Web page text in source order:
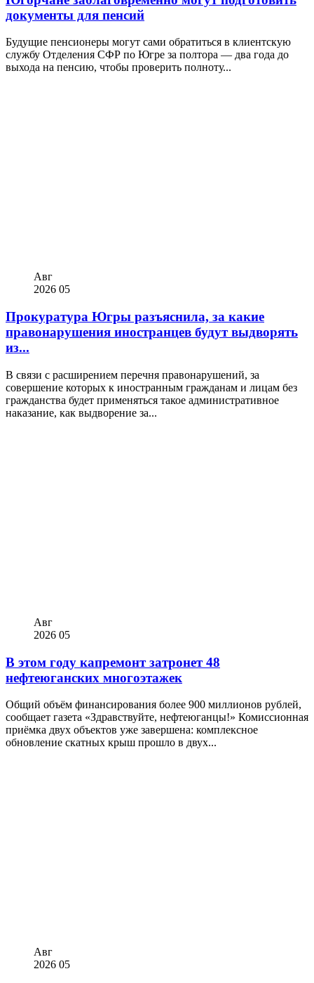
документы для пенсий
Будущие пенсионеры могут сами обратиться в клиентскую
службу Отделения СФР по Югре за полтора — два года до
выхода на пенсию, чтобы проверить полноту...
Авг
2026 05
Прокуратура Югры разъяснила, за какие
правонарушения иностранцев будут выдворять
из...
В связи с расширением перечня правонарушений, за
совершение которых к иностранным гражданам и лицам без
гражданства будет применяться такое административное
наказание, как выдворение за...
Авг
2026 05
В этом году капремонт затронет 48
нефтеюганских многоэтажек
Общий объём финансирования более 900 миллионов рублей,
сообщает газета «Здравствуйте, нефтеюганцы!» Комиссионная
приёмка двух объектов уже завершена: комплексное
обновление скатных крыш прошло в двух...
Авг
2026 05